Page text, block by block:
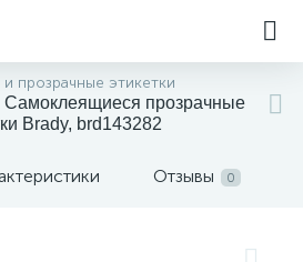
прозрачные этикетки
Самоклеящиеся прозрачные
Brady, brd143282
Отзывы 0